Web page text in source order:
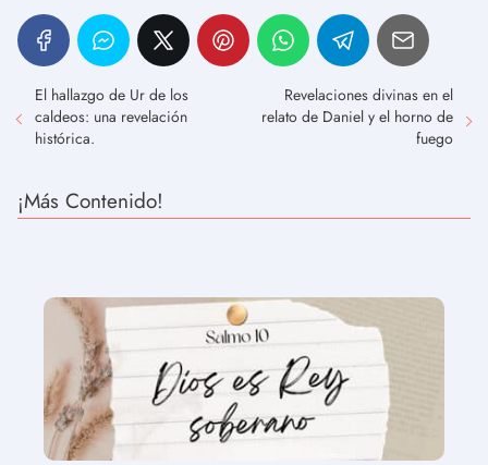
El hallazgo de Ur de los
caldeos: una revelación
histórica.
Revelaciones divinas en el
relato de Daniel y el horno de
fuego
¡Más Contenido!